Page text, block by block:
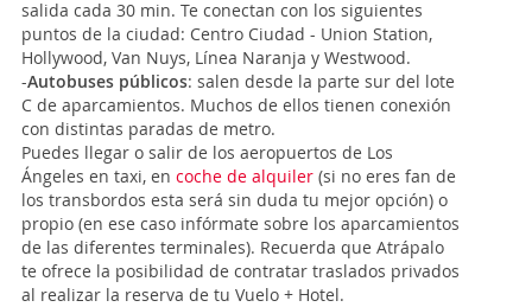
salida cada 30 min. Te conectan con los siguientes
puntos de la ciudad: Centro Ciudad - Union Station,
Hollywood, Van Nuys, Línea Naranja y Westwood.
-Autobuses públicos: salen desde la parte sur del lote
C de aparcamientos. Muchos de ellos tienen conexión
con distintas paradas de metro.
Puedes llegar o salir de los aeropuertos de Los
Ángeles en taxi, en coche de alquiler (si no eres fan de
los transbordos esta será sin duda tu mejor opción) o
propio (en ese caso infórmate sobre los aparcamientos
de las diferentes terminales). Recuerda que Atrápalo
te ofrece la posibilidad de contratar traslados privados
al realizar la reserva de tu Vuelo + Hotel.